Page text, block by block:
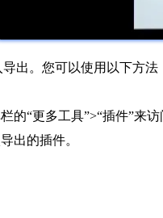
出。您可以使用以下方法
的“更多工具”>“插件”来访
出的插件。